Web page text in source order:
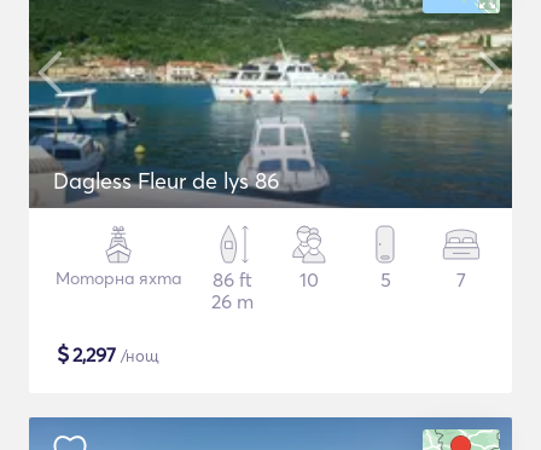
Dagless Fleur de lys 86
Моторна яхта
86 ft
26 m
10 5 7
$2,297 /нощ